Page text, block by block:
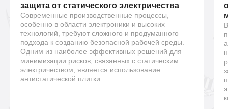
защита от статического электричества
Современные производственные процессы,
особенно в области электроники и высоких
технологий, требуют сложного и продуманного
подхода к созданию безопасной рабочей среды.
Одним из наиболее эффективных решений для
минимизации рисков, связанных с статическим
электричеством, является использование
антистатической плитки.